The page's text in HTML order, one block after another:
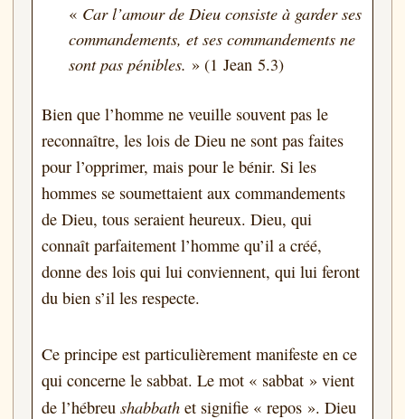
« Car l’amour de Dieu consiste à garder ses
commandements, et ses commandements ne
sont pas pénibles. » (1 Jean 5.3)
Bien que l’homme ne veuille souvent pas le
reconnaître, les lois de Dieu ne sont pas faites
pour l’opprimer, mais pour le bénir. Si les
hommes se soumettaient aux commandements
de Dieu, tous seraient heureux. Dieu, qui
connaît parfaitement l’homme qu’il a créé,
donne des lois qui lui conviennent, qui lui feront
du bien s’il les respecte.
Ce principe est particulièrement manifeste en ce
qui concerne le sabbat. Le mot « sabbat » vient
de l’hébreushabbath et signifie « repos ». Dieu